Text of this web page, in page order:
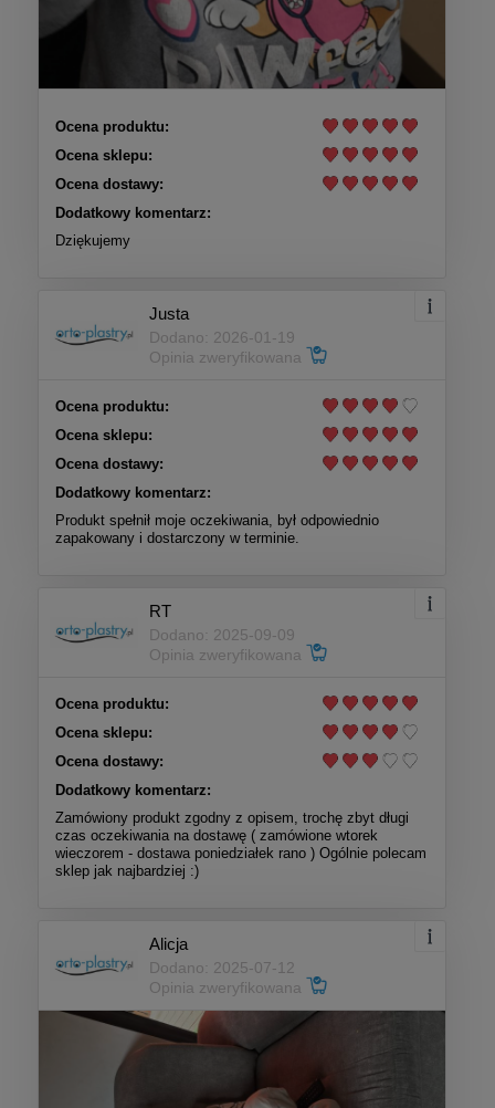
Ocena produktu:
Ocena sklepu:
Ocena dostawy:
Dodatkowy komentarz:
Dziękujemy
Justa
Dodano: 2026-01-19
Opinia zweryfikowana
Ocena produktu:
Ocena sklepu:
Ocena dostawy:
Dodatkowy komentarz:
Produkt spełnił moje oczekiwania, był odpowiednio
zapakowany i dostarczony w terminie.
RT
Dodano: 2025-09-09
Opinia zweryfikowana
Ocena produktu:
Ocena sklepu:
Ocena dostawy:
Dodatkowy komentarz:
Zamówiony produkt zgodny z opisem, trochę zbyt długi
czas oczekiwania na dostawę ( zamówione wtorek
wieczorem - dostawa poniedziałek rano ) Ogólnie polecam
sklep jak najbardziej :)
Alicja
Dodano: 2025-07-12
Opinia zweryfikowana